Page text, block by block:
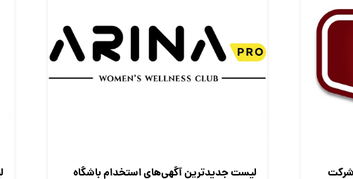
لیست جدیدترین آگهی‌های استخدام باشگاه